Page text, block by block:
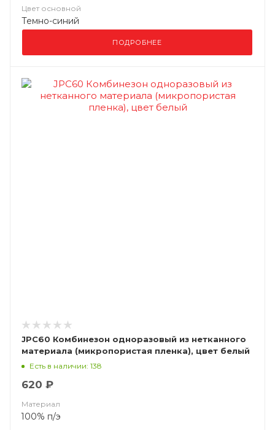
Цвет основной
Темно-синий
ПОДРОБНЕЕ
JPC60 Комбинезон одноразовый из нетканного
материала (микропористая пленка), цвет белый
Есть в наличии: 138
620 ₽
Материал
100% п/э